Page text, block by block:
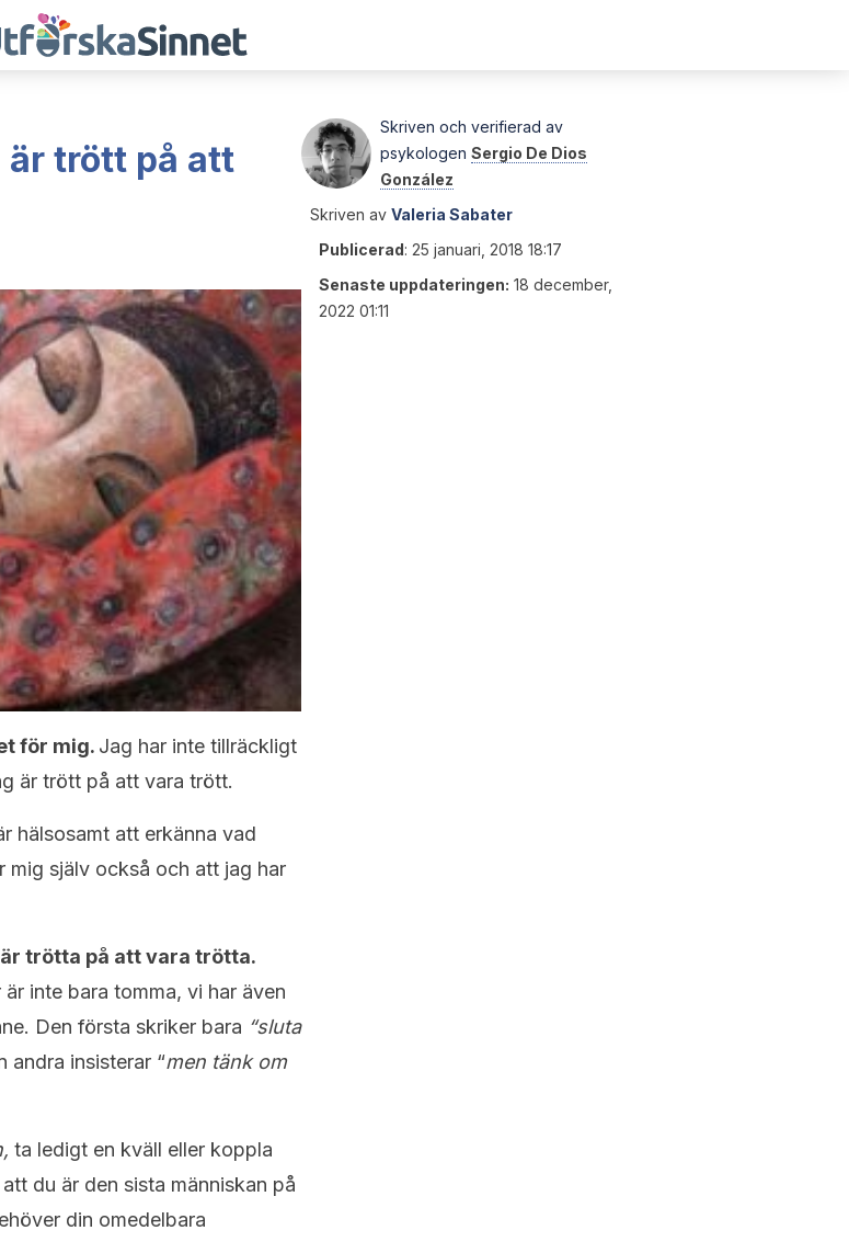
är trött på att
för mig. Jag har inte tillräckligt
är trött på att vara trött.
hälsosamt att erkänna vad
mig själv också och att jag har
trötta på att vara trötta.
inte bara tomma, vi har även
Den första skriker bara “sluta
andra insisterar “men tänk om
ta ledigt en kväll eller koppla
du är den sista människan på
din omedelbara
Skriven och verifierad av
psykologen Sergio De Dios
González
Skriven av Valeria Sabater
Publicerad: 25 januari, 2018 18:17
Senaste uppdateringen: 18 december,
2022 01:11